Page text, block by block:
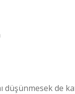
düşünmesek de